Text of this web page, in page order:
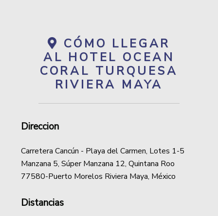
CÓMO LLEGAR
AL HOTEL OCEAN
CORAL TURQUESA
RIVIERA MAYA
Direccion
Carretera Cancún - Playa del Carmen, Lotes 1-5
Manzana 5, Súper Manzana 12, Quintana Roo
77580-Puerto Morelos Riviera Maya, México
Distancias